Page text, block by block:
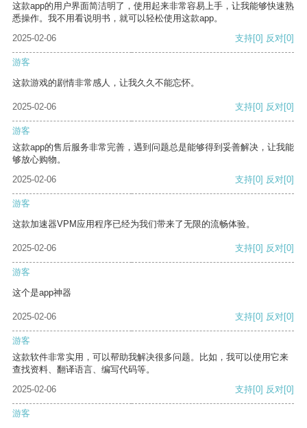
这款app的用户界面简洁明了，使用起来非常容易上手，让我能够快速熟
悉操作。我不用看说明书，就可以轻松使用这款app。
2025-02-06
支持[0] 反对[0]
游客
这款游戏的剧情非常感人，让我久久不能忘怀。
2025-02-06 支持[0] 反对[0]
游客
这款app的售后服务非常完善，遇到问题总是能够得到妥善解决，让我能
够放心购物。
2025-02-06
支持[0] 反对[0]
游客
这款加速器VPM应用程序已经为我们带来了无限的流畅体验。
2025-02-06 支持[0] 反对[0]
游客
这个是app神器
2025-02-06 支持[0] 反对[0]
游客
这款软件非常实用，可以帮助我解决很多问题。比如，我可以使用它来
查找资料、翻译语言、编写代码等。
2025-02-06
支持[0] 反对[0]
游客